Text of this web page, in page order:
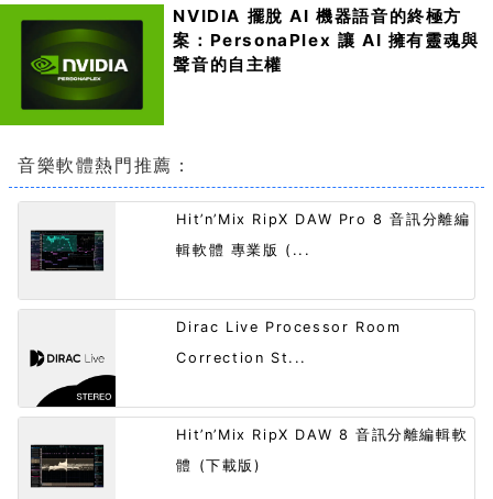
NVIDIA 擺脫 AI 機器語音的終極方
案：PersonaPlex 讓 AI 擁有靈魂與
聲音的自主權
音樂軟體熱門推薦：
Hit’n’Mix RipX DAW Pro 8 音訊分離編
輯軟體 專業版 (...
Dirac Live Processor Room
Correction St...
Hit’n’Mix RipX DAW 8 音訊分離編輯軟
體 (下載版)